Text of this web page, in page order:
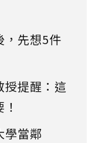
，先想5件
授提醒：這
學當鄰